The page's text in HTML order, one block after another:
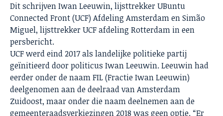
Dit schrijven Iwan Leeuwin, lijsttrekker UBuntu
Connected Front (UCF) Afdeling Amsterdam en Simão
Miguel, lijsttrekker UCF afdeling Rotterdam in een
persbericht.
UCF werd eind 2017 als landelijke politieke partij
geïnitieerd door politicus Iwan Leeuwin. Leeuwin had
eerder onder de naam FIL (Fractie Iwan Leeuwin)
deelgenomen aan de deelraad van Amsterdam
Zuidoost, maar onder die naam deelnemen aan de
gemeenteraadsverkiezingen 2018 was geen optie. “Er